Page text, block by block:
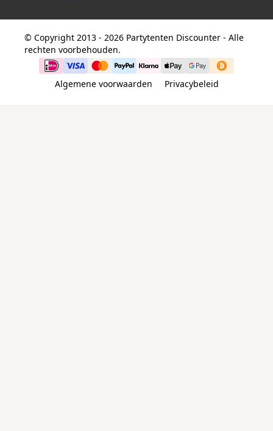
© Copyright 2013 - 2026 Partytenten Discounter - Alle
rechten voorbehouden.
Algemene voorwaarden Privacybeleid